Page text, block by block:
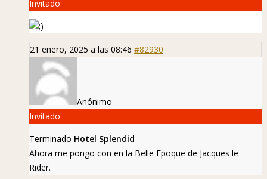
Invitado
21 enero, 2025 a las 08:46 #82930
Anónimo
Invitado
Terminado Hotel Splendid
Ahora me pongo con en la Belle Epoque de Jacques le
Rider.